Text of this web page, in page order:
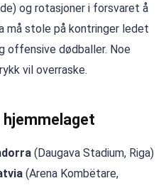
og rotasjoner i forsvaret å
må stole på kontringer ledet
offensive dødballer. Noe
vil overraske.
(Daugava Stadium, Riga)
(Arena Kombëtare,